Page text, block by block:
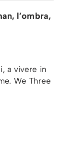
l’ombra,
a vivere in
We Three